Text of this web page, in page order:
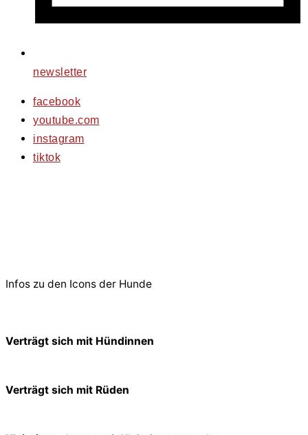
newsletter
facebook
youtube.com
instagram
tiktok
Infos zu den Icons der Hunde
Verträgt sich mit Hündinnen
Verträgt sich mit Rüden